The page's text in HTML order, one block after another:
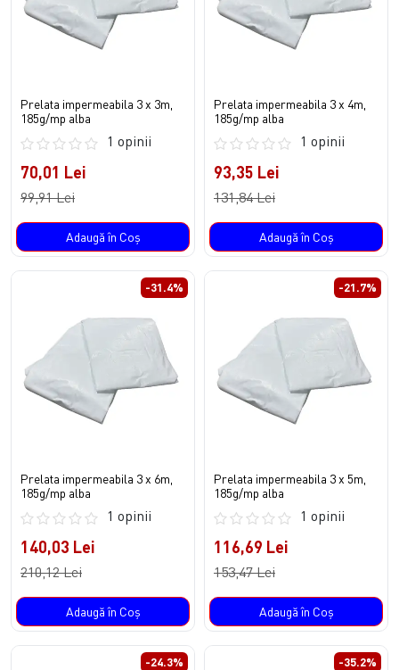
Prelata impermeabila 3 x 3m,
185g/mp alba
1 opinii
70,01 Lei
99,91 Lei
Adaugă în Coş
Prelata impermeabila 3 x 4m,
185g/mp alba
1 opinii
93,35 Lei
131,84 Lei
Adaugă în Coş
-31.4%
Prelata impermeabila 3 x 6m,
185g/mp alba
1 opinii
140,03 Lei
210,12 Lei
Adaugă în Coş
-21.7%
Prelata impermeabila 3 x 5m,
185g/mp alba
1 opinii
116,69 Lei
153,47 Lei
Adaugă în Coş
-24.3% -35.2%